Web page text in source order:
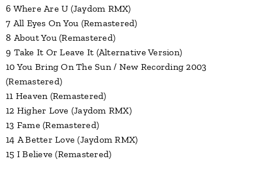
6 Where Are U (Jaydom RMX)
7 All Eyes On You (Remastered)
8 About You (Remastered)
9 Take It Or Leave It (Alternative Version)
10 You Bring On The Sun / New Recording 2003
(Remastered)
11 Heaven (Remastered)
12 Higher Love (Jaydom RMX)
13 Fame (Remastered)
14 A Better Love (Jaydom RMX)
15 I Believe (Remastered)